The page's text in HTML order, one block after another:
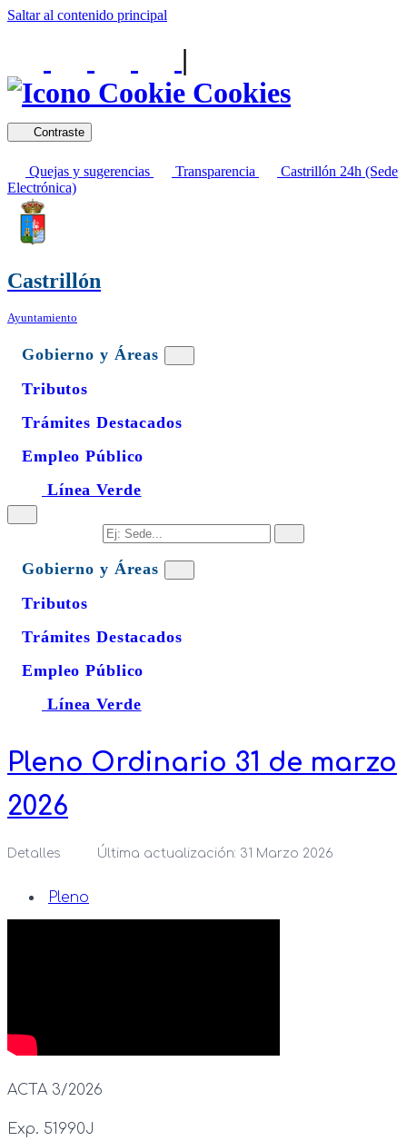
Saltar al contenido principal
|
Cookies
Contraste
Quejas y sugerencias Transparencia
Castrillón 24h (Sede
Electrónica)
Castrillón
Ayuntamiento
Gobierno y Áreas
Tributos
Trámites Destacados
Empleo Público
Línea Verde
Gobierno y Áreas
Tributos
Trámites Destacados
Empleo Público
Línea Verde
Pleno Ordinario 31 de marzo
2026
Detalles Última actualización: 31 Marzo 2026
Pleno
ACTA 3/2026
Exp. 51990J